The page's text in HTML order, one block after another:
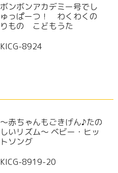
ボンボンアカデミー号でし
ゅっぱーつ！ わくわくの
りもの こどもうた
KICG-8924
～赤ちゃんもごきげん♪たの
しいリズム～ ベビー・ヒッ
トソング
KICG-8919-20